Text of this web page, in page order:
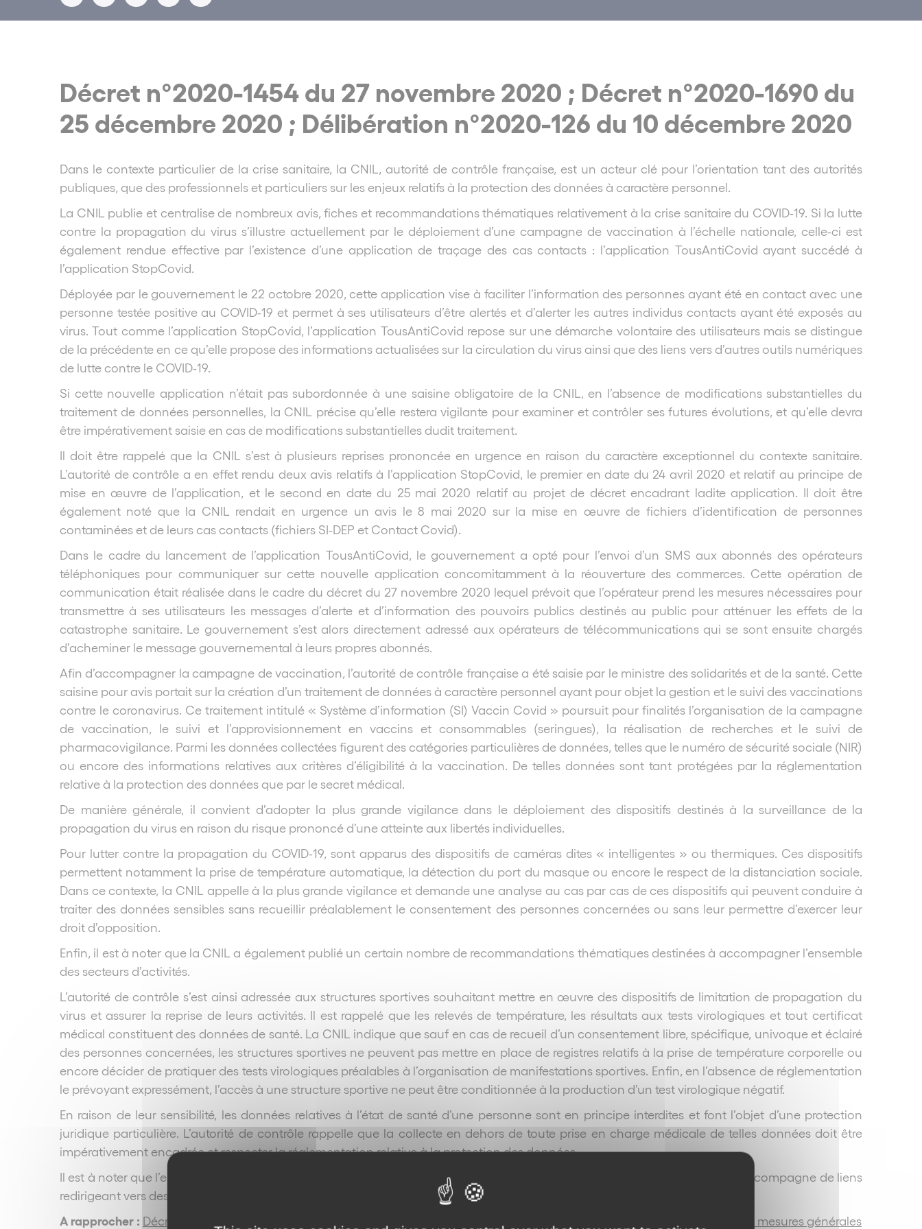
Décret n°2020-1454 du 27 novembre 2020 ; Décret n°2020-1690 du
25 décembre 2020 ; Délibération n°2020-126 du 10 décembre 2020
Dans le contexte particulier de la crise sanitaire, la CNIL, autorité de contrôle française, est un acteur clé pour l’orientation tant des autorités
publiques, que des professionnels et particuliers sur les enjeux relatifs à la protection des données à caractère personnel.
La CNIL publie et centralise de nombreux avis, fiches et recommandations thématiques relativement à la crise sanitaire du COVID-19. Si la lutte
contre la propagation du virus s’illustre actuellement par le déploiement d’une campagne de vaccination à l’échelle nationale, celle-ci est
également rendue effective par l’existence d’une application de traçage des cas contacts : l’application TousAntiCovid ayant succédé à
l’application StopCovid.
Déployée par le gouvernement le 22 octobre 2020, cette application vise à faciliter l’information des personnes ayant été en contact avec une
personne testée positive au COVID-19 et permet à ses utilisateurs d’être alertés et d’alerter les autres individus contacts ayant été exposés au
virus. Tout comme l’application StopCovid, l’application TousAntiCovid repose sur une démarche volontaire des utilisateurs mais se distingue
de la précédente en ce qu’elle propose des informations actualisées sur la circulation du virus ainsi que des liens vers d’autres outils numériques
de lutte contre le COVID-19.
Si cette nouvelle application n’était pas subordonnée à une saisine obligatoire de la CNIL, en l’absence de modifications substantielles du
traitement de données personnelles, la CNIL précise qu’elle restera vigilante pour examiner et contrôler ses futures évolutions, et qu’elle devra
être impérativement saisie en cas de modifications substantielles dudit traitement.
Il doit être rappelé que la CNIL s’est à plusieurs reprises prononcée en urgence en raison du caractère exceptionnel du contexte sanitaire.
L’autorité de contrôle a en effet rendu deux avis relatifs à l’application StopCovid, le premier en date du 24 avril 2020 et relatif au principe de
mise en œuvre de l’application, et le second en date du 25 mai 2020 relatif au projet de décret encadrant ladite application. Il doit être
également noté que la CNIL rendait en urgence un avis le 8 mai 2020 sur la mise en œuvre de fichiers d’identification de personnes
contaminées et de leurs cas contacts (fichiers SI-DEP et Contact Covid).
Dans le cadre du lancement de l’application TousAntiCovid, le gouvernement a opté pour l’envoi d’un SMS aux abonnés des opérateurs
téléphoniques pour communiquer sur cette nouvelle application concomitamment à la réouverture des commerces. Cette opération de
communication était réalisée dans le cadre du décret du 27 novembre 2020 lequel prévoit que l’opérateur prend les mesures nécessaires pour
transmettre à ses utilisateurs les messages d’alerte et d’information des pouvoirs publics destinés au public pour atténuer les effets de la
catastrophe sanitaire. Le gouvernement s’est alors directement adressé aux opérateurs de télécommunications qui se sont ensuite chargés
d’acheminer le message gouvernemental à leurs propres abonnés.
Afin d’accompagner la campagne de vaccination, l’autorité de contrôle française a été saisie par le ministre des solidarités et de la santé. Cette
saisine pour avis portait sur la création d’un traitement de données à caractère personnel ayant pour objet la gestion et le suivi des vaccinations
contre le coronavirus. Ce traitement intitulé « Système d’information (SI) Vaccin Covid » poursuit pour finalités l’organisation de la campagne
de vaccination, le suivi et l’approvisionnement en vaccins et consommables (seringues), la réalisation de recherches et le suivi de
pharmacovigilance. Parmi les données collectées figurent des catégories particulières de données, telles que le numéro de sécurité sociale (NIR)
ou encore des informations relatives aux critères d’éligibilité à la vaccination. De telles données sont tant protégées par la réglementation
relative à la protection des données que par le secret médical.
De manière générale, il convient d’adopter la plus grande vigilance dans le déploiement des dispositifs destinés à la surveillance de la
propagation du virus en raison du risque prononcé d’une atteinte aux libertés individuelles.
Pour lutter contre la propagation du COVID-19, sont apparus des dispositifs de caméras dites « intelligentes » ou thermiques. Ces dispositifs
permettent notamment la prise de température automatique, la détection du port du masque ou encore le respect de la distanciation sociale.
Dans ce contexte, la CNIL appelle à la plus grande vigilance et demande une analyse au cas par cas de ces dispositifs qui peuvent conduire à
traiter des données sensibles sans recueillir préalablement le consentement des personnes concernées ou sans leur permettre d’exercer leur
droit d’opposition.
Enfin, il est à noter que la CNIL a également publié un certain nombre de recommandations thématiques destinées à accompagner l’ensemble
des secteurs d’activités.
L’autorité de contrôle s’est ainsi adressée aux structures sportives souhaitant mettre en œuvre des dispositifs de limitation de propagation du
virus et assurer la reprise de leurs activités. Il est rappelé que les relevés de température, les résultats aux tests virologiques et tout certificat
médical constituent des données de santé. La CNIL indique que sauf en cas de recueil d’un consentement libre, spécifique, univoque et éclairé
des personnes concernées, les structures sportives ne peuvent pas mettre en place de registres relatifs à la prise de température corporelle ou
encore décider de pratiquer des tests virologiques préalables à l’organisation de manifestations sportives. Enfin, en l’absence de réglementation
le prévoyant expressément, l’accès à une structure sportive ne peut être conditionnée à la production d’un test virologique négatif.
En raison de leur sensibilité, les données relatives à l’état de santé d’une personne sont en principe interdites et font l’objet d’une protection
juridique particulière. L’autorité de contrôle rappelle que la collecte en dehors de toute prise en charge médicale de telles données doit être
impérativement encadrée et respecter la réglementation relative à la protection des données.
Il est à noter que l’ensemble de ces recommandations est actualisé régulièrement au regard du contexte actuel inédit et s’accompagne de liens
redirigeant vers des contenus exhaustifs de la CNIL et des autorités concernées pour chacune des thématiques abordées.
A rapprocher : Décret n°2020-1454 du 27 novembre 2020 modifiant le décret n° 2020-1310 du 29 octobre 2020 prescrivant les mesures générales